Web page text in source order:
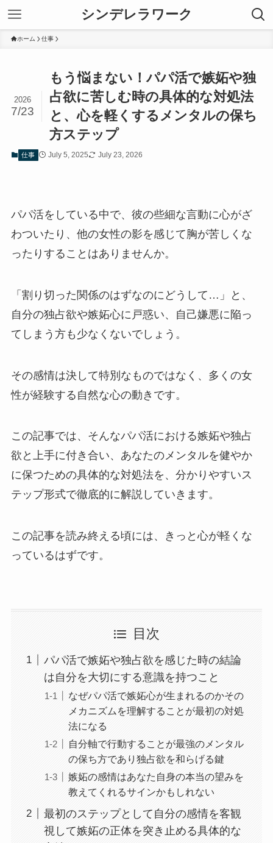
シンデレラワーク
ホーム 仕事
もう悩まない！パパ活で嫉妬や独
占欲に苦しむ時の具体的な対処法
と、心を軽くするメンタルの保ち
方ステップ
2026
7/23
仕事 July 5, 2025 July 23, 2026
パパ活をしている中で、彼の些細な言動に心がざ
わついたり、他の女性の影を感じて胸が苦しくな
ったりすることはありませんか。
「割り切った関係のはずなのにどうして…」と、
自分の独占欲や嫉妬心に戸惑い、自己嫌悪に陥っ
てしまう方も少なくないでしょう。
その感情は決して特別なものではなく、多くの女
性が経験する自然な心の動きです。
この記事では、そんなパパ活における嫉妬や独占
欲と上手に付き合い、あなたのメンタルを健やか
に保つための具体的な対処法を、分かりやすいス
テップ形式で徹底的に解説していきます。
この記事を読み終える頃には、きっと心が軽くな
っているはずです。
目次
パパ活で嫉妬や独占欲を感じた時の結論
は自分を大切にする意識を持つこと
なぜパパ活で嫉妬心が生まれるのかその
メカニズムを理解することが最初の対処
法になる
自分軸で行動することが最強のメンタル
の保ち方であり独占欲を和らげる鍵
嫉妬の感情はあなた自身の本当の望みを
教えてくれるサインかもしれない
最初のステップとして自分の感情を客観
視して嫉妬の正体を突き止める具体的な